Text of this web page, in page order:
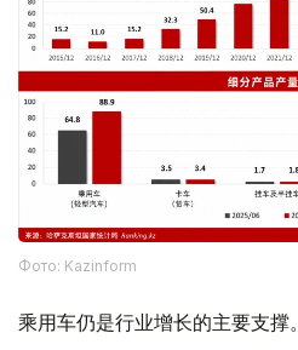
Фото: Kazinform
乘用车仍是行业增长的主要支撑。